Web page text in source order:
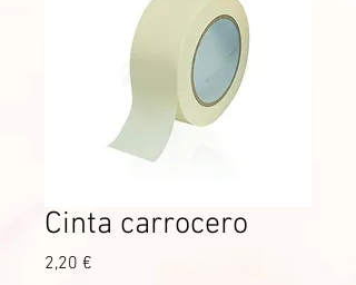
Cinta carrocero
2,20 €